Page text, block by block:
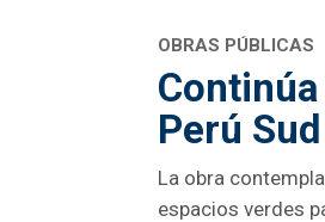
OBRAS PÚBLICAS
Perú
La obra
espacios verdes